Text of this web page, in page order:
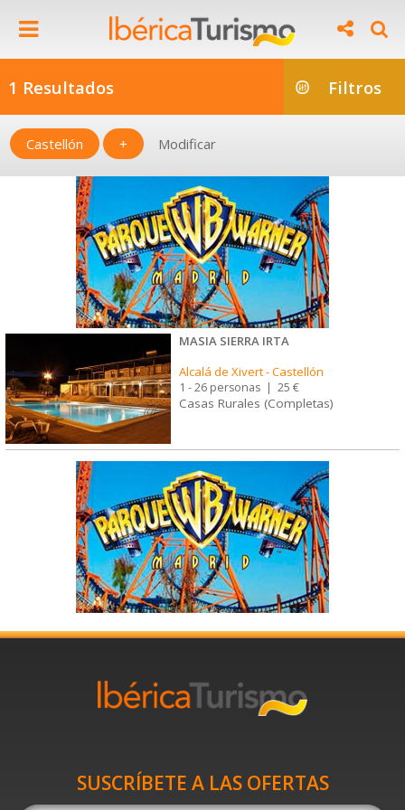
1 Resultados Filtros
Castellón + Modificar
MASIA SIERRA IRTA
Alcalá de Xivert-Castellón
1 - 26 personas | 25 €
Casas Rurales (Completas)
SUSCRÍBETE A LAS OFERTAS